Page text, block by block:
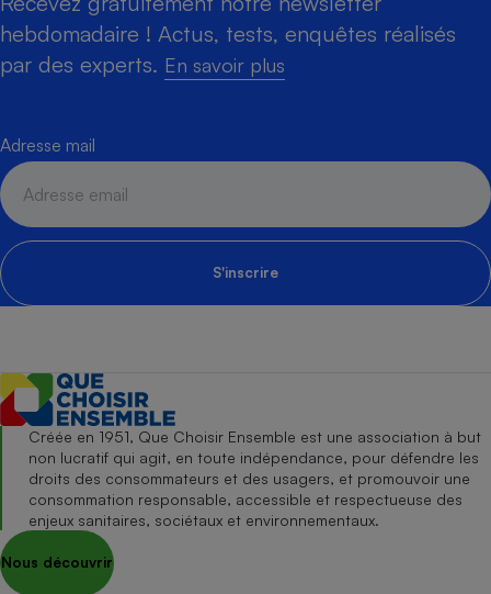
hebdomadaire ! Actus, tests, enquêtes réalisés
par des experts. En savoir plus
Adresse mail
S'inscrire
Créée en 1951, Que Choisir Ensemble est une association à but
non lucratif qui agit, en toute indépendance, pour défendre les
droits des consommateurs et des usagers, et promouvoir une
consommation responsable, accessible et respectueuse des
enjeux sanitaires, sociétaux et environnementaux.
Nous découvrir